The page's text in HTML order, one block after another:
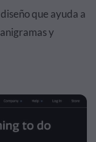
que ayuda a
y